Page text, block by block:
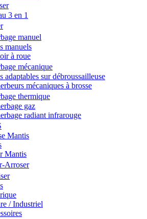
3 en 1
manuel
manuels
à roue
mécanique
adaptables sur débroussailleuse
mécaniques à brosse
thermique
gaz
radiant infrarouge
Mantis
Mantis
Arroser
/ Industriel